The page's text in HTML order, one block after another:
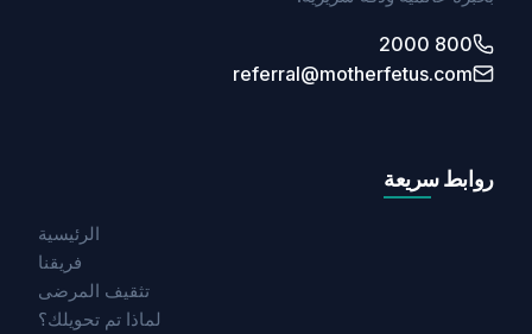
800 2000
referral@motherfetus.com
روابط سريعة
الرئيسية
فريقنا
تثقيف المرضى
لماذا تم تحويلك؟